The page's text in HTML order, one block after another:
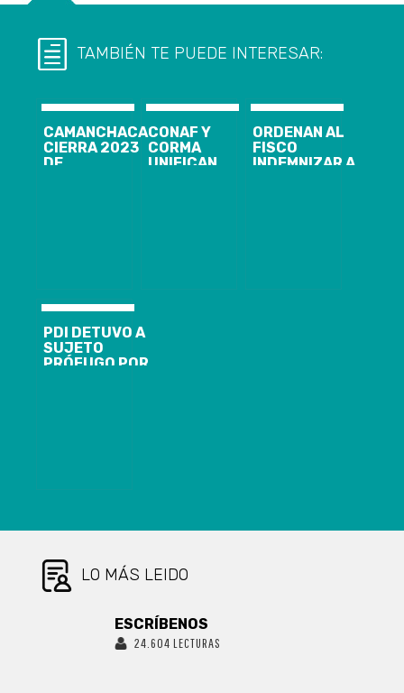
TAMBIÉN TE PUEDE INTERESAR:
CAMANCHACA
CIERRA 2023
DE
COLEGIO DE
CORONEL
CONAF Y
CORMA
UNIFICAN
ORDENAN AL
FISCO
INDEMNIZAR A
PDI DETUVO A
SUJETO
PRÓFUGO POR
LO MÁS LEIDO
ESCRÍBENOS
24.604 LECTURAS